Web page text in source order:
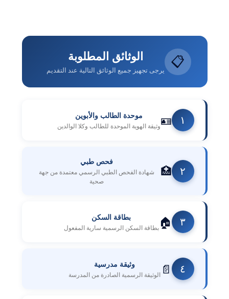
📋 الوثائق المطلوبة
يرجى تجهيز جميع الوثائق التالية عند التقديم
١ 🪪 موحدة الطالب والأبوين
وثيقة الهوية الموحدة للطالب وكلا الوالدين
٢ 🏥
فحص طبي
شهادة الفحص الطبي الرسمي معتمدة من جهة
صحية
٣ 🏠 بطاقة السكن
بطاقة السكن الرسمية سارية المفعول
٤ 📄 وثيقة مدرسية
الوثيقة الرسمية الصادرة من المدرسة